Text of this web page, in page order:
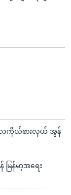
လကိုယ်စားလှယ် အွန်
ြန်မာ့အရေး